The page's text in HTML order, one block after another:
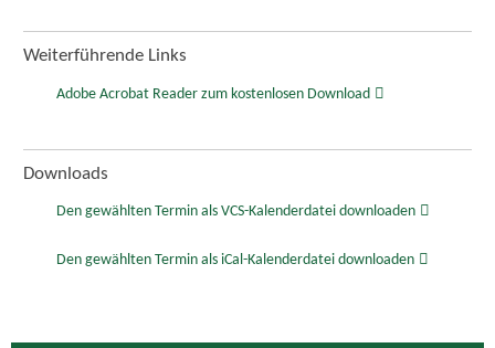
Weiterführende Links
Adobe Acrobat Reader zum kostenlosen Download
Downloads
Den gewählten Termin als VCS-Kalenderdatei downloaden
Den gewählten Termin als iCal-Kalenderdatei downloaden